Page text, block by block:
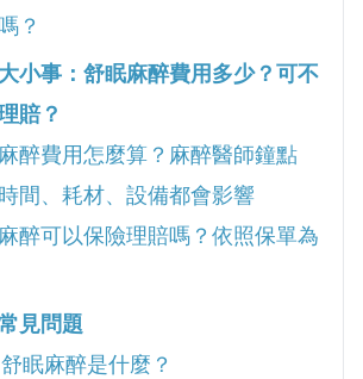
？
小事：舒眠麻醉費用多少？可不
賠？
醉費用怎麼算？麻醉醫師鐘點
間、耗材、設備都會影響
醉可以保險理賠嗎？依照保單為
見問題
眠麻醉是什麼？